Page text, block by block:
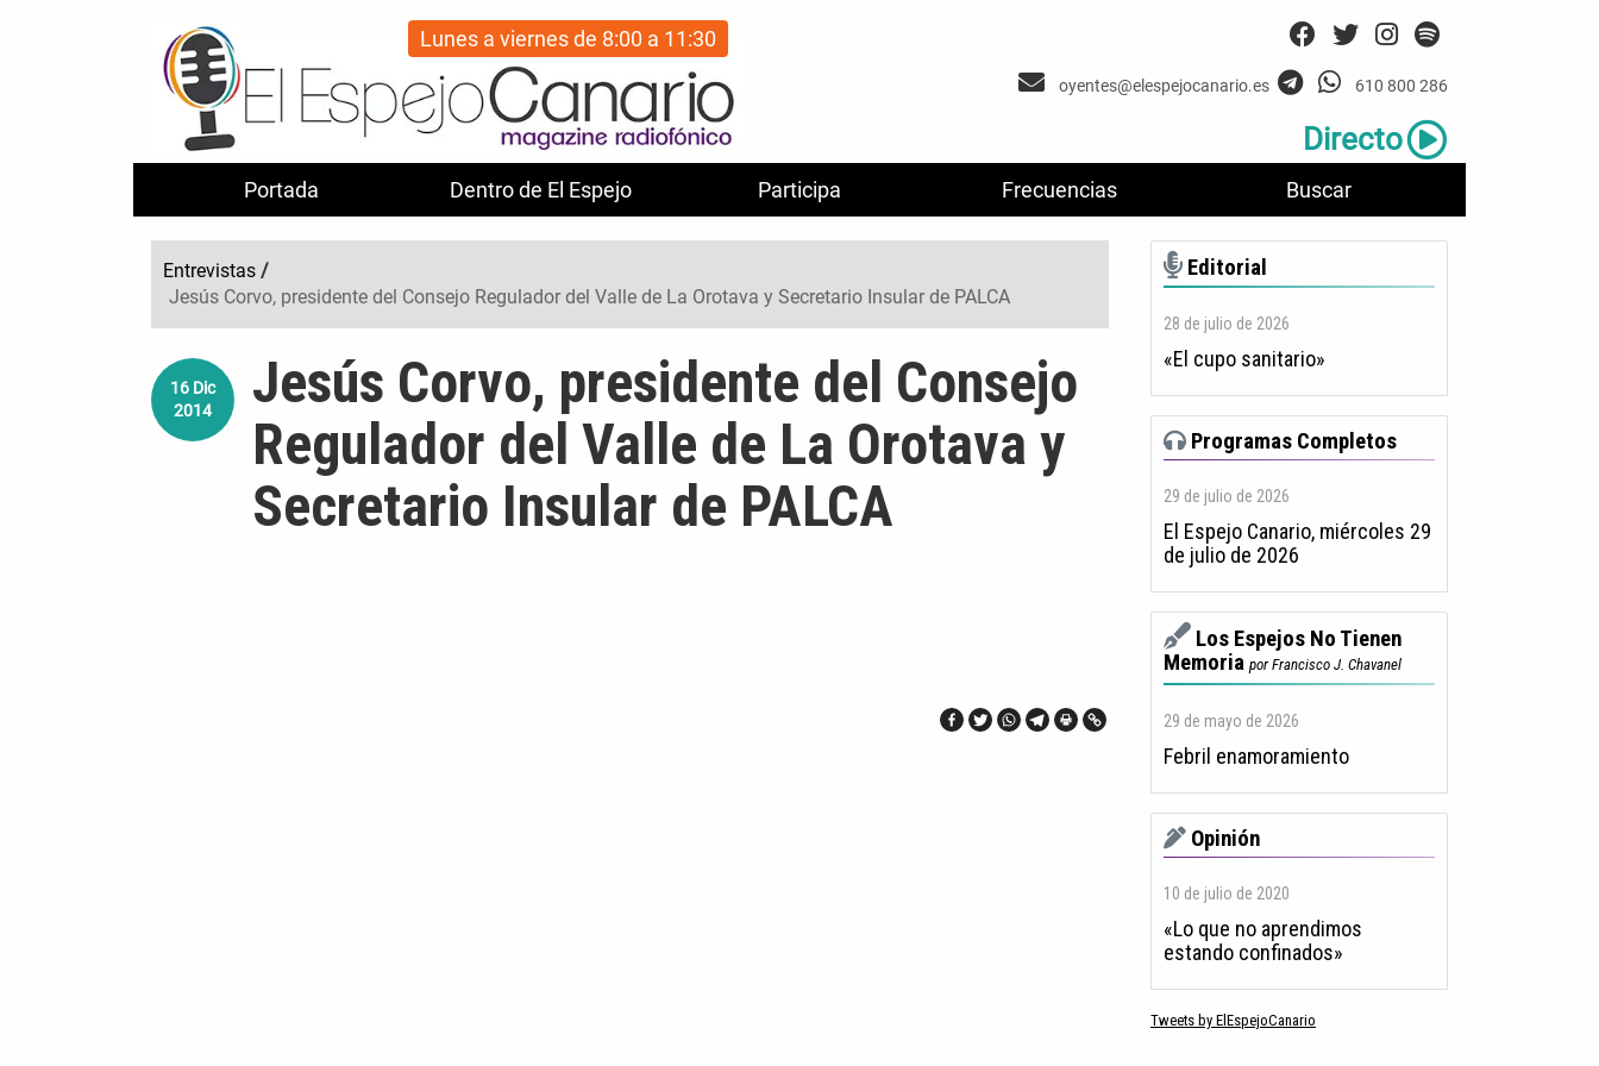
Portada Dentro de El Espejo Participa Frecuencias Buscar
Lunes a viernes de 8:00 a 11:30
oyentes@elespejocanario.es 610 800 286
Directo
Entrevistas /
Jesús Corvo, presidente del Consejo Regulador del Valle de La Orotava y Secretario Insular de PALCA
16 Dic
2014
Jesús Corvo, presidente del Consejo
Regulador del Valle de La Orotava y
Secretario Insular de PALCA
Editorial
28 de julio de 2026
«El cupo sanitario»
Programas Completos
29 de julio de 2026
El Espejo Canario, miércoles 29
de julio de 2026
Los Espejos No Tienen
Memoria por Francisco J. Chavanel
29 de mayo de 2026
Febril enamoramiento
Opinión
10 de julio de 2020
«Lo que no aprendimos
estando confinados»
Tweets by ElEspejoCanario